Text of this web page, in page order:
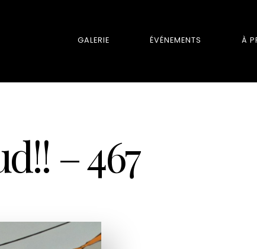
GALERIE ÉVÉNEMENTS À
– 467